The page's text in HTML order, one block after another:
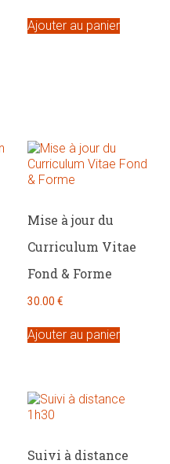
Ajouter au panier
Mise à jour du
Curriculum Vitae
Fond & Forme
30.00€
Ajouter au panier
Suivi à distance